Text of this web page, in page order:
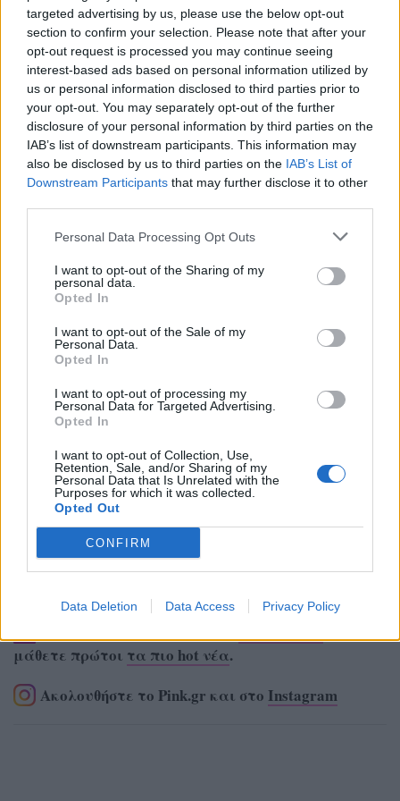
targeted advertising by us, please use the below opt-out
section to confirm your selection. Please note that after your
opt-out request is processed you may continue seeing
interest-based ads based on personal information utilized by
us or personal information disclosed to third parties prior to
your opt-out. You may separately opt-out of the further
disclosure of your personal information by third parties on the
IAB’s list of downstream participants. This information may
also be disclosed by us to third parties on the IAB’s List of
Downstream Participants that may further disclose it to other
Personal Data Processing Opt Outs
I want to opt-out of the Sharing of my
personal data.
Opted In
I want to opt-out of the Sale of my
Personal Data.
Opted In
I want to opt-out of processing my
Personal Data for Targeted Advertising.
Opted In
I want to opt-out of Collection, Use,
Retention, Sale, and/or Sharing of my
Personal Data that Is Unrelated with the
Purposes for which it was collected.
Opted Out
CONFIRM
Data Deletion Data Access Privacy Policy
[ΠΗΓΗ]
μάθετε πρώτοι τα πιο hot νέα.
Ακολουθήστε το Pink.gr και στο Instagram